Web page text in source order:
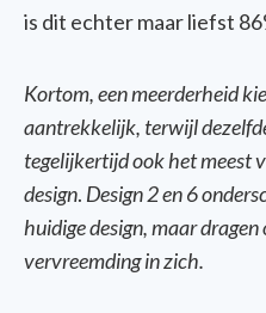
is dit echtermaarliefst
Kortom,eenmeerderheid
aantrekkelijk, terwijldez
tegelijkertijdookhetmeest
design. Design 2 en 6
huidige design, maar
vervreemding in zich.